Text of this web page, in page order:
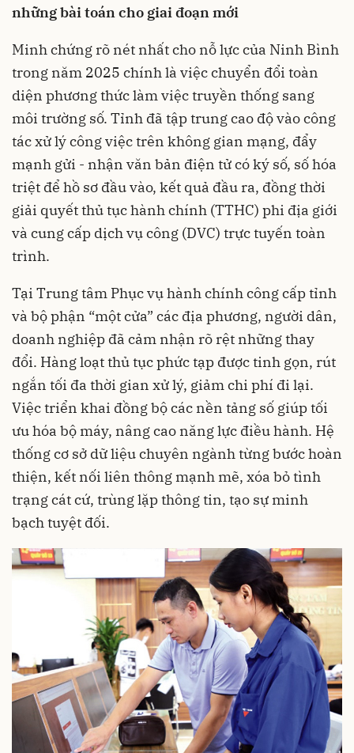
những bài toán cho giai đoạn mới
Minh chứng rõ nét nhất cho nỗ lực của Ninh Bình
trong năm 2025 chính là việc chuyển đổi toàn
diện phương thức làm việc truyền thống sang
môi trường số. Tỉnh đã tập trung cao độ vào công
tác xử lý công việc trên không gian mạng, đẩy
mạnh gửi - nhận văn bản điện tử có ký số, số hóa
triệt để hồ sơ đầu vào, kết quả đầu ra, đồng thời
giải quyết thủ tục hành chính (TTHC) phi địa giới
và cung cấp dịch vụ công (DVC) trực tuyến toàn
trình.
Tại Trung tâm Phục vụ hành chính công cấp tỉnh
và bộ phận “một cửa” các địa phương, người dân,
doanh nghiệp đã cảm nhận rõ rệt những thay
đổi. Hàng loạt thủ tục phức tạp được tinh gọn, rút
ngắn tối đa thời gian xử lý, giảm chi phí đi lại.
Việc triển khai đồng bộ các nền tảng số giúp tối
ưu hóa bộ máy, nâng cao năng lực điều hành. Hệ
thống cơ sở dữ liệu chuyên ngành từng bước hoàn
thiện, kết nối liên thông mạnh mẽ, xóa bỏ tình
trạng cát cứ, trùng lặp thông tin, tạo sự minh
bạch tuyệt đối.